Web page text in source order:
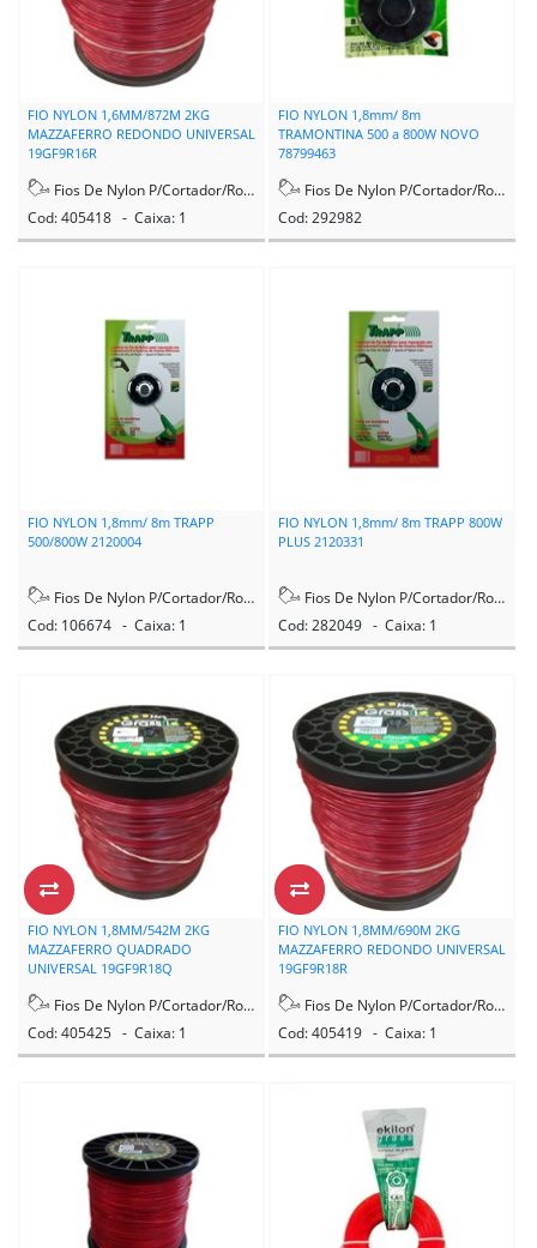
FIO NYLON 1,6MM/872M 2KG
MAZZAFERRO REDONDO UNIVERSAL
19GF9R16R
Fios De Nylon P/Cortador/Rocadeira
Cod: 405418 - Caixa: 1
FIO NYLON 1,8mm/ 8m
TRAMONTINA 500 a 800W NOVO
78799463
Fios De Nylon P/Cortador/Rocadeira
Cod: 292982
FIO NYLON 1,8mm/ 8m TRAPP
500/800W 2120004
Fios De Nylon P/Cortador/Rocadeira
Cod: 106674 - Caixa: 1
FIO NYLON 1,8mm/ 8m TRAPP 800W
PLUS 2120331
Fios De Nylon P/Cortador/Rocadeira
Cod: 282049 - Caixa: 1
FIO NYLON 1,8MM/542M 2KG
MAZZAFERRO QUADRADO
UNIVERSAL 19GF9R18Q
Fios De Nylon P/Cortador/Rocadeira
Cod: 405425 - Caixa: 1
FIO NYLON 1,8MM/690M 2KG
MAZZAFERRO REDONDO UNIVERSAL
19GF9R18R
Fios De Nylon P/Cortador/Rocadeira
Cod: 405419 - Caixa: 1